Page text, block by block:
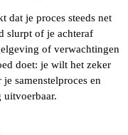
dat je proces steeds net
slurpt of je achteraf
of verwachtingen
doet: je wilt het zeker
samenstelproces en
uitvoerbaar.